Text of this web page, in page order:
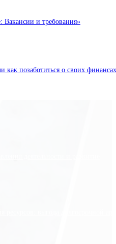
Вакансии и требования»
позаботиться о своих финансах